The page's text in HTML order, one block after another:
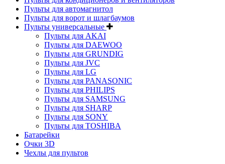
Пульты для автомагнитол
Пульты для ворот и шлагбаумов
Пульты универсальные
Пульты для AKAI
Пульты для DAEWOO
Пульты для GRUNDIG
Пульты для JVC
Пульты для LG
Пульты для PANASONIC
Пульты для PHILIPS
Пульты для SAMSUNG
Пульты для SHARP
Пульты для SONY
Пульты для TOSHIBA
Батарейки
Очки 3D
Чехлы для пультов